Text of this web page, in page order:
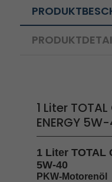
1 Liter
ENERGY
1 Liter TOTAL
5W-40
PKW-Motorenöl